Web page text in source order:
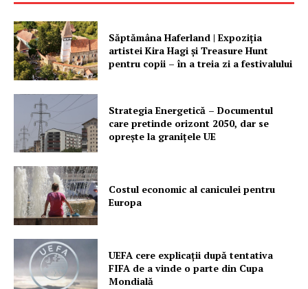
Proiecte editoriale
Rețea
Contact
Săptămâna Haferland | Expoziţia
artistei Kira Hagi şi Treasure Hunt
pentru copii – în a treia zi a festivalului
Strategia Energetică – Documentul
care pretinde orizont 2050, dar se
oprește la granițele UE
Costul economic al caniculei pentru
Europa
UEFA cere explicații după tentativa
FIFA de a vinde o parte din Cupa
Mondială